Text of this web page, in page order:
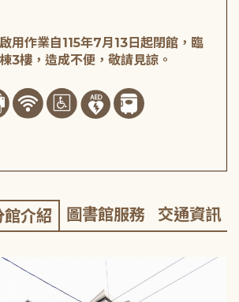
用作業自115年7月13日起閉館，臨
3樓，造成不便，敬請見諒。
館介紹 圖書館服務 交通資訊